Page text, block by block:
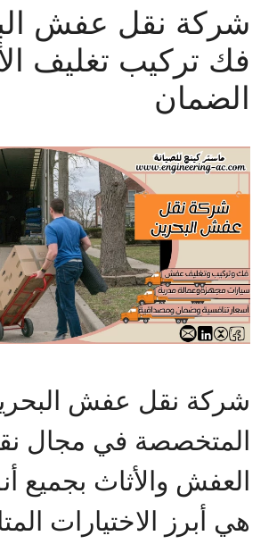
شركة نقل عفش
فك تركيب تغليف
الضمان
شركة نقل عفش
المتخصصة في مجال
العفش والأثاث بجميع
هي أبرز الاختيارات